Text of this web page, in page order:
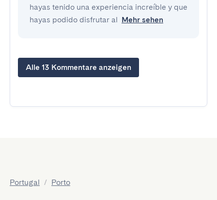
hayas tenido una experiencia increíble y que
hayas podido disfrutar al Mehr sehen
Alle 13 Kommentare anzeigen
Portugal / Porto